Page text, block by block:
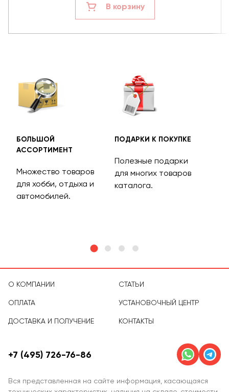
В корзину
БОЛЬШОЙ
АССОРТИМЕНТ
Множество товаров
для хобби, отдыха и
автомобилей.
ПОДАРКИ К ПОКУПКЕ
Полезные подарки
для многих товаров
каталога.
О КОМПАНИИ
ОПЛАТА
ДОСТАВКА И ПОЛУЧЕНИЕ
СТАТЬИ
УСТАНОВОЧНЫЙ ЦЕНТР
КОНТАКТЫ
Вся представленная на сайте информация, касающаяся
+7 (495) 726-76-86